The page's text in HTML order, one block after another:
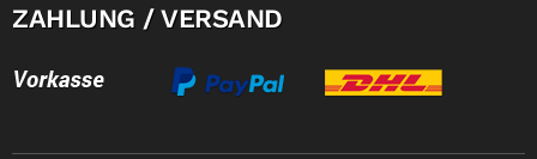
ZAHLUNG / VERSAND